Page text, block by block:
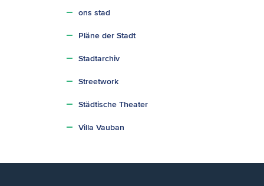
ons stad
Pläne der Stadt
Stadtarchiv
Streetwork
Städtische Theater
Villa Vauban